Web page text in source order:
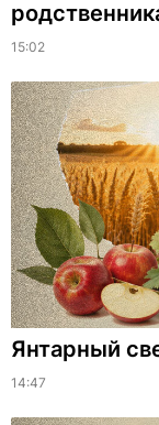
15:02
Янтарный
14:47